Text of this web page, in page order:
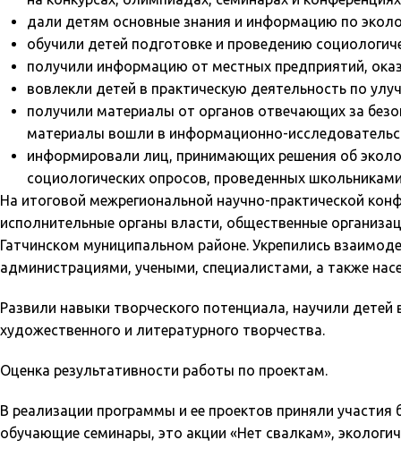
дали детям основные знания и информацию по
обучили детей подготовке и проведению
получили информацию от местных предприятий,
вовлекли детей в практическую деятельность по
получили материалы от органов отвечающих за
материалы вошли в информационно-
информировали лиц, принимающих решения об
социологических опросов, проведенных
На итоговой межрегиональной научно-практической
исполнительные органы власти, общественные
Гатчинском муниципальном районе. Укрепились
администрациями, учеными, специалистами, а также
Развили навыки творческого потенциала, научили
художественного и литературного творчества.
Оценка результативности работы по проектам.
В реализации программы и ее проектов приняли
обучающие семинары, это акции «Нет свалкам»,